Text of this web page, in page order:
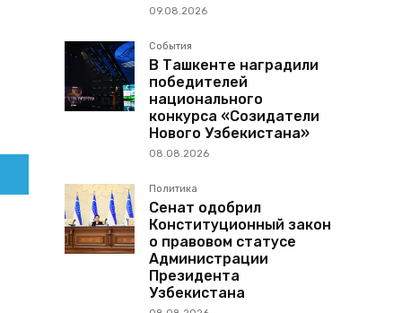
09.08.2026
События
В Ташкенте наградили
победителей
национального
конкурса «Созидатели
Нового Узбекистана»
08.08.2026
Политика
Сенат одобрил
Конституционный закон
о правовом статусе
Администрации
Президента
Узбекистана